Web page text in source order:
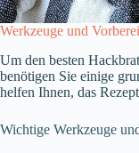
Werkzeuge und
Um den besten
benötigen Sie einige
helfen Ihnen, das
Wichtige Werkzeuge